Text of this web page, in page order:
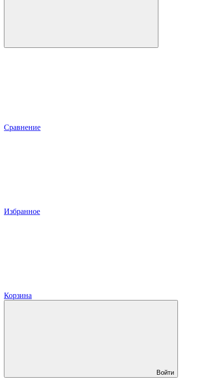
Сравнение
Избранное
Корзина
Войти